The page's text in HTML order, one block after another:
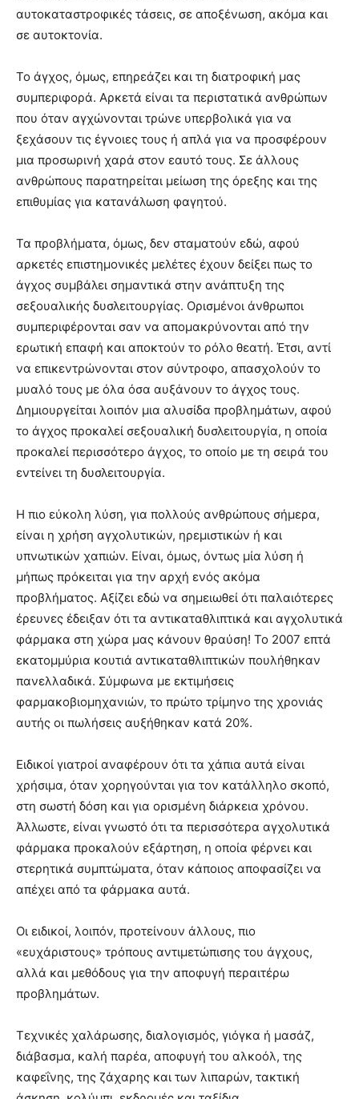
αυτοκαταστροφικές τάσεις, σε αποξένωση, ακόμα και
σε αυτοκτονία.
Το άγχος, όμως, επηρεάζει και τη διατροφική μας
συμπεριφορά. Αρκετά είναι τα περιστατικά ανθρώπων
που όταν αγχώνονται τρώνε υπερβολικά για να
ξεχάσουν τις έγνοιες τους ή απλά για να προσφέρουν
μια προσωρινή χαρά στον εαυτό τους. Σε άλλους
ανθρώπους παρατηρείται μείωση της όρεξης και της
επιθυμίας για κατανάλωση φαγητού.
Τα προβλήματα, όμως, δεν σταματούν εδώ, αφού
αρκετές επιστημονικές μελέτες έχουν δείξει πως το
άγχος συμβάλει σημαντικά στην ανάπτυξη της
σεξουαλικής δυσλειτουργίας. Ορισμένοι άνθρωποι
συμπεριφέρονται σαν να απομακρύνονται από την
ερωτική επαφή και αποκτούν το ρόλο θεατή. Έτσι, αντί
να επικεντρώνονται στον σύντροφο, απασχολούν το
μυαλό τους με όλα όσα αυξάνουν το άγχος τους.
Δημιουργείται λοιπόν μια αλυσίδα προβλημάτων, αφού
το άγχος προκαλεί σεξουαλική δυσλειτουργία, η οποία
προκαλεί περισσότερο άγχος, το οποίο με τη σειρά του
εντείνει τη δυσλειτουργία.
Η πιο εύκολη λύση, για πολλούς ανθρώπους σήμερα,
είναι η χρήση αγχολυτικών, ηρεμιστικών ή και
υπνωτικών χαπιών. Είναι, όμως, όντως μία λύση ή
μήπως πρόκειται για την αρχή ενός ακόμα
προβλήματος. Αξίζει εδώ να σημειωθεί ότι παλαιότερες
έρευνες έδειξαν ότι τα αντικαταθλιπτικά και αγχολυτικά
φάρμακα στη χώρα μας κάνουν θραύση! Το 2007 επτά
εκατομμύρια κουτιά αντικαταθλιπτικών πουλήθηκαν
πανελλαδικά. Σύμφωνα με εκτιμήσεις
φαρμακοβιομηχανιών, το πρώτο τρίμηνο της χρονιάς
αυτής οι πωλήσεις αυξήθηκαν κατά 20%.
Ειδικοί γιατροί αναφέρουν ότι τα χάπια αυτά είναι
χρήσιμα, όταν χορηγούνται για τον κατάλληλο σκοπό,
στη σωστή δόση και για ορισμένη διάρκεια χρόνου.
Άλλωστε, είναι γνωστό ότι τα περισσότερα αγχολυτικά
φάρμακα προκαλούν εξάρτηση, η οποία φέρνει και
στερητικά συμπτώματα, όταν κάποιος αποφασίζει να
απέχει από τα φάρμακα αυτά.
Οι ειδικοί, λοιπόν, προτείνουν άλλους, πιο
«ευχάριστους» τρόπους αντιμετώπισης του άγχους,
αλλά και μεθόδους για την αποφυγή περαιτέρω
προβλημάτων.
Τεχνικές χαλάρωσης, διαλογισμός, γιόγκα ή μασάζ,
διάβασμα, καλή παρέα, αποφυγή του αλκοόλ, της
καφεΐνης, της ζάχαρης και των λιπαρών, τακτική